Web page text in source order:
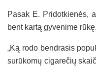
Pasak E. Pridotkienės,
bent kartą gyvenime rūkę.
„Ką rodo bendrasis
surūkomų cigarečių